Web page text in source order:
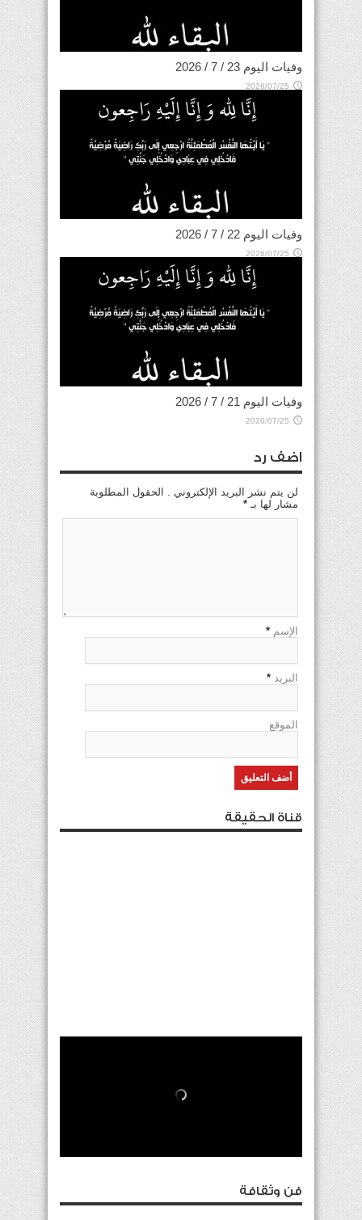
وفيات اليوم 23 / 7 / 2026
2026/07/25
وفيات اليوم 22 / 7 / 2026
2026/07/25
وفيات اليوم 21 / 7 / 2026
2026/07/25
اضف رد
لن يتم نشر البريد الإلكتروني . الحقول المطلوبة
مشار لها بـ *
الإسم *
البريد *
الموقع
قناة الحقيقة
فن وثقافة